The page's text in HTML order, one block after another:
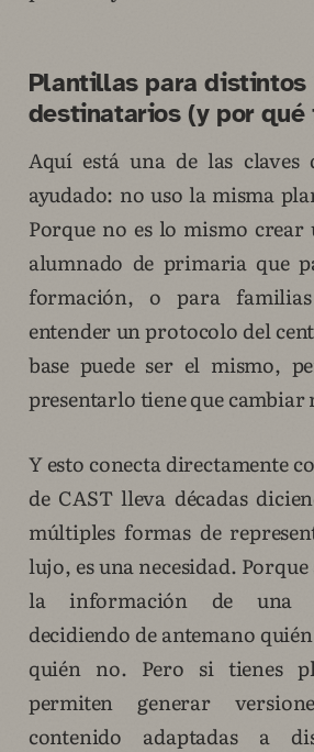
Plantillas para distintos
destinatarios (y por qué
Aquí está una de las claves
ayudado: no uso la misma
Porque no es lo mismo
alumnado de primaria que
formación, o para
entender un protocolo del
base puede ser el mismo,
presentarlo tiene que cambiar
Y esto conecta directamente
de CAST lleva décadas
múltiples formas de
lujo, es una necesidad.
la información de una
decidiendo de antemano
quién no. Pero si tienes
permiten generar
contenido adaptadas a